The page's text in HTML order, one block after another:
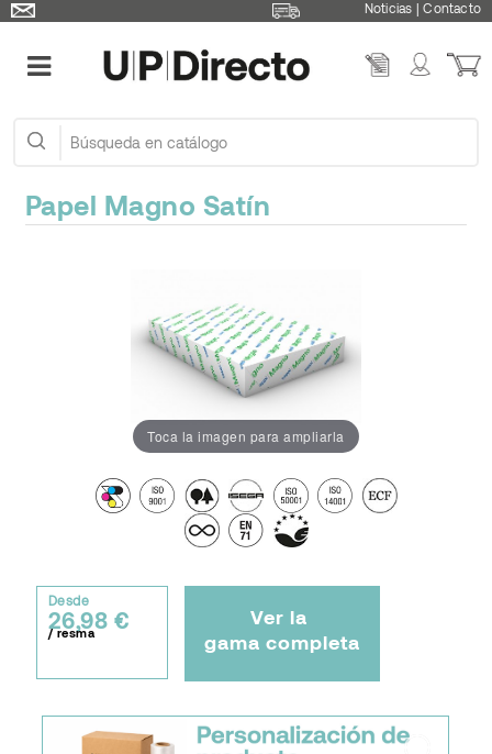
Noticias |Contacto
Papel Magno Satín
Toca la imagen para ampliarla
Desde
26,98 €
/ resma
Ver la
gama completa